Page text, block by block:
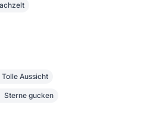
Tolle Aussicht
Sterne gucken